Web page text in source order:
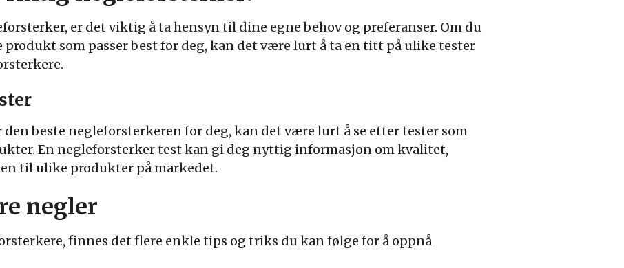
er det viktig å ta hensyn til dine egne behov og preferanser. Om du
som passer best for deg, kan det være lurt å ta en titt på ulike tester
beste negleforsterkeren for deg, kan det være lurt å se etter tester som
En negleforsterker test kan gi deg nyttig informasjon om kvalitet,
til ulike produkter på markedet.
negler
finnes det flere enkle tips og triks du kan følge for å oppnå